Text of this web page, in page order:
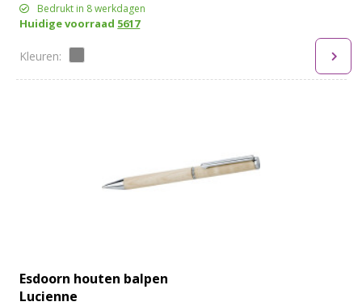
Bedrukt in 8 werkdagen
Huidige voorraad 5617
Esdoorn houten balpen
Lucienne